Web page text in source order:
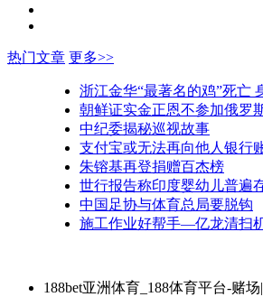
热门文章 更多>>
浙江金华“最著名的鸡”死亡
朝鲜证实金正恩不参加俄罗
中纪委揭秘巡视故事
支付宝或无法再向他人银行
朱镕基再登捐赠百杰榜
世行报告称印度婴幼儿普遍
中国足协与体育总局要脱钩
施工作业好帮手—亿龙清扫
188bet亚洲体育_188体育平台-赌场